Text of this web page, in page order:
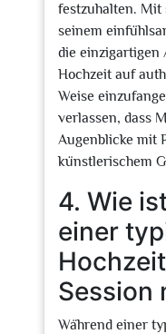
festzuhalten. Mit
seinem
die einzigartigen
Hochzeit auf
Weise
verlassen, dass
Augenblicke mit
künstlerischem
4. Wie
einer
Session
Während einer